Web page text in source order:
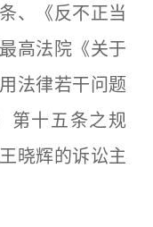
、《反不正当
高法院《关于
法律若干问题
第十五条之规
晓辉的诉讼主